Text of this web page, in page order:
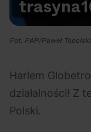
Na czasie
Polecane
trasyna
Fot. PAP/Paweł Topolski
Harlem
działalności! Z
Polski.